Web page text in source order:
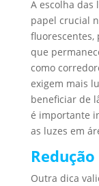
A escolha das
papel crucial
fluorescentes,
que
como
exigem mais
beneficiar de
é importante
as luzes em
Outra dica